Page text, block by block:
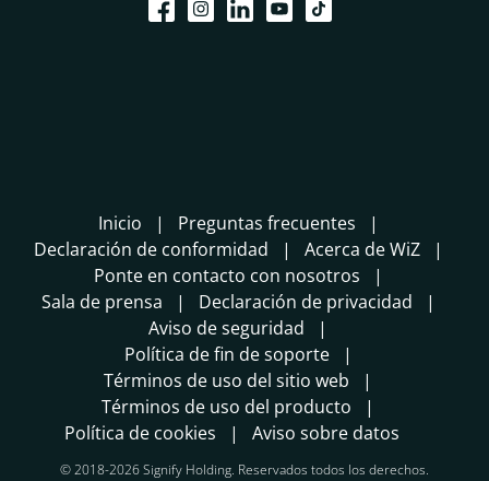
Inicio
Preguntas frecuentes
Declaración de conformidad
Acerca de WiZ
Ponte en contacto con nosotros
Sala de prensa
Declaración de privacidad
Aviso de seguridad
Política de fin de soporte
Términos de uso del sitio web
Términos de uso del producto
Política de cookies
Aviso sobre datos
© 2018-2026 Signify Holding. Reservados todos los derechos.